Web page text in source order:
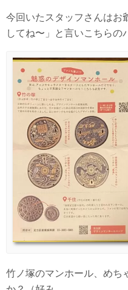
今回いたスタッフさんはお
してね〜」と言いこちらの
竹ノ塚のマンホール、めち